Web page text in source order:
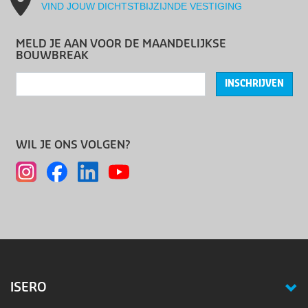
VIND JOUW DICHTSTBIJZIJNDE VESTIGING
MELD JE AAN VOOR DE MAANDELIJKSE
BOUWBREAK
INSCHRIJVEN
WIL JE ONS VOLGEN?
ISERO